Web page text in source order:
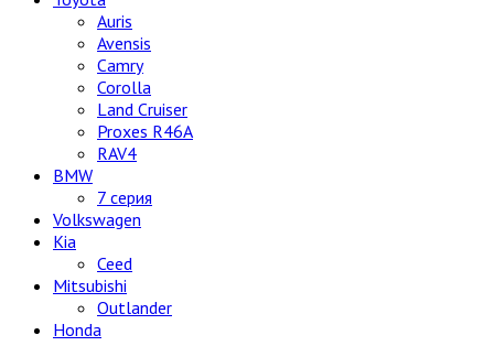
Auris
Avensis
Camry
Corolla
Land Cruiser
Proxes R46A
RAV4
BMW
7 серия
Volkswagen
Kia
Ceed
Mitsubishi
Outlander
Honda